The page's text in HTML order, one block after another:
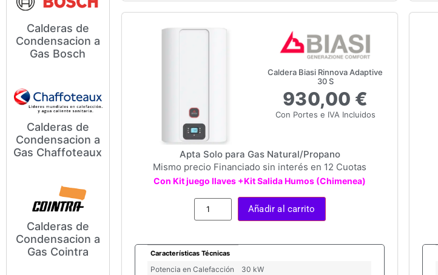
Calderas de
Condensacion a
Gas Bosch
Modelos y Precios de
Calderas de Condensación a
Calderas de
Condensacion a
Gas Chaffoteaux
Modelos y Precios de
Calderas de Condensación a
Calderas de
Condensacion a
Gas Cointra
Modelos y Precios de
Calderas de Condensación a
Caldera Biasi Rinnova Adaptive
30 S
930,00 €
Con Portes e IVA Incluidos
Apta Solo para Gas Natural/Propano
Mismo precio Financiado sin interés en 12 Cuotas
Con Kit juego llaves +Kit Salida Humos (Chimenea)
Añadir al carrito
Características Técnicas
Potencia en Calefacción
30 kW